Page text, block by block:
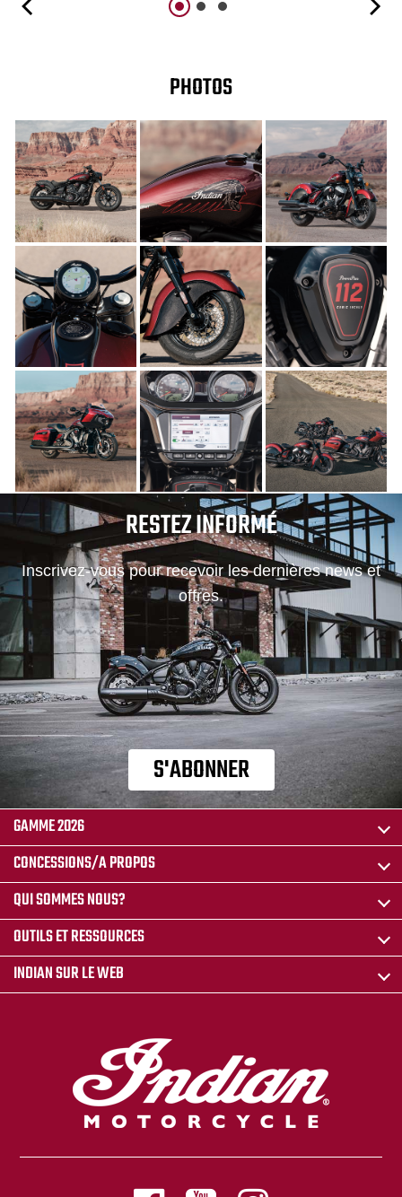
PHOTOS
RESTEZ INFORMÉ
Inscrivez-vous pour recevoir les dernières news et
offres.
S'ABONNER
GAMME 2026
CONCESSIONS/A PROPOS
QUI SOMMES NOUS?
OUTILS ET RESSOURCES
INDIAN SUR LE WEB